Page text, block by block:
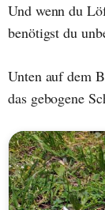
Und wenn du
benötigst du
Unten auf dem
das gebogene